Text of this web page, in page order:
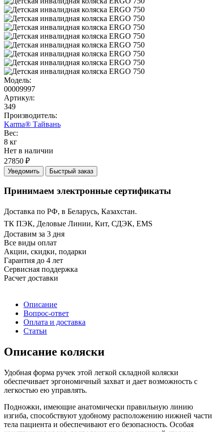
Модель:
00009997
Артикул:
349
Производитель:
Karma® Тайвань
Вес:
8 кг
Нет в наличии
27850 ₽
Уведомить Быстрый заказ
Принимаем электронные сертификаты
Доставка по РФ, в Беларусь, Казахстан.
ТК ПЭК, Деловые Линии, Кит, СДЭК, EMS
Доставим за 3 дня
Все виды оплат
Акции, скидки, подарки
Гарантия до 4 лет
Сервисная поддержка
Расчет доставки
Описание
Вопрос-ответ
Оплата и доставка
Статьи
Описание коляски
Удобная форма ручек этой легкой складной коляски
обеспечивает эргономичный захват и дает возможность с
легкостью ею управлять.
Подножки, имеющие анатомически правильную линию
изгиба, способствуют удобному расположению нижней части
тела пациента и обеспечивают его безопасность. Особая